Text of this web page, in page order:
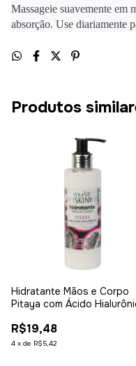
Massageie suavemente em
absorção. Use diariamente
Produtos
Hidratante Mãos e Corpo
Pitaya com Ácido
R$19,48
4 x de R$5,42